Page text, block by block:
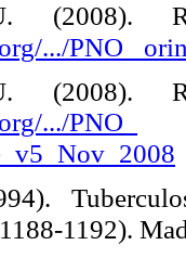
(2008).
.../PNO_
(2008).
.../PNO_
1192).